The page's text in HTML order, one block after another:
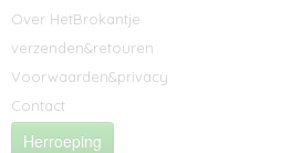
Over HetBrokantje
verzenden&retouren
Voorwaarden&privacy
Contact
Herroeping